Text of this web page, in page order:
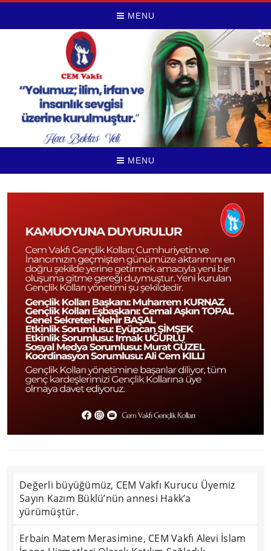
MENU
MENU
Değerli büyüğümüz, CEM Vakfı Kurucu Üyemiz
Sayın Kazım Büklü’nün annesi Hakk’a
yürümüştür.
Erbain Matem Merasimine, CEM Vakfı Alevi İslam